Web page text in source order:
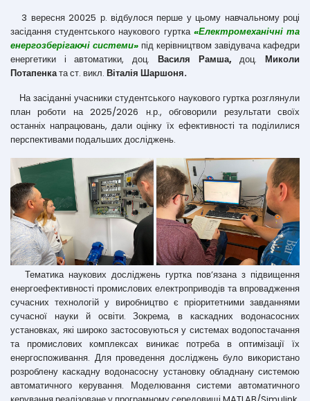
3 вересня 20025 р. відбулося перше у цьому навчальному році
засідання студентського наукового гуртка «Електромеханічні та
енергозберігаючі системи» під керівництвом завідувача кафедри
енергетики і автоматики, доц. Василя Рамша, доц.Миколи
Потапенката ст. викл. Віталія Шаршоня.
На засіданні учасники студентського наукового гуртка розглянули
план роботи на 2025/2026 н.р., обговорили результати своїх
останніх напрацювань, дали оцінку їх ефективності та поділилися
перспективами подальших досліджень.
Тематика наукових досліджень гуртка пов’язана з підвищення
енергоефективності промислових електроприводів та впровадження
сучасних технологій у виробництво є пріоритетними завданнями
сучасної науки й освіти. Зокрема, в каскадних водонасосних
установках, які широко застосовуються у системах водопостачання
та промислових комплексах виникає потреба в оптимізації їх
енергоспоживання. Для проведення досліджень було використано
розроблену каскадну водонасосну установку обладнану системою
автоматичного керування. Моделювання системи автоматичного